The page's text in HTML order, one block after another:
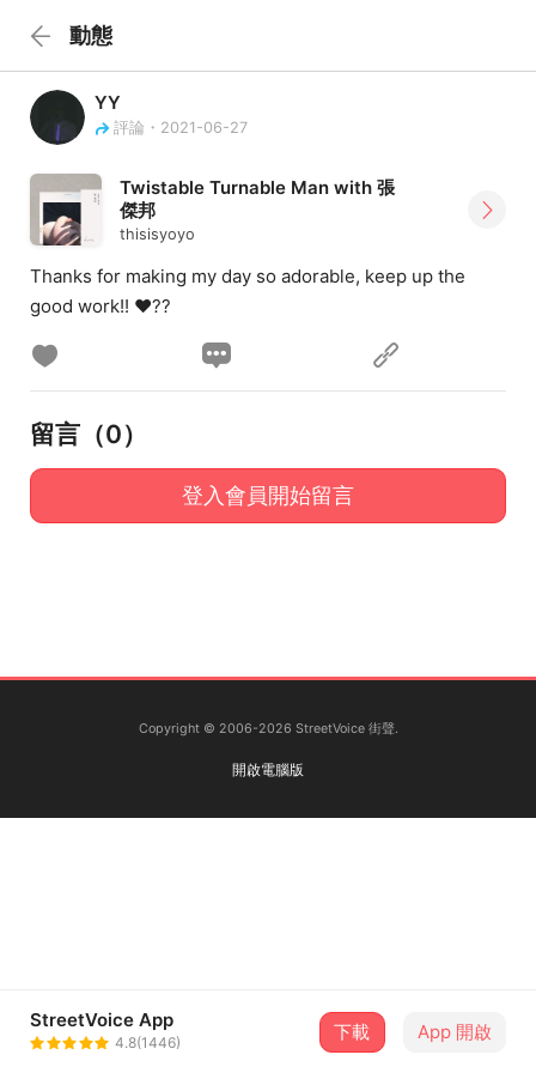
動態
YY
評論・2021-06-27
Twistable Turnable Man with 張
傑邦
thisisyoyo
Thanks for making my day so adorable, keep up the
good work!! ❤️??
留言（0）
登入會員開始留言
Copyright © 2006-2026 StreetVoice 街聲.
開啟電腦版
StreetVoice App
4.8(1446) 下載 App 開啟